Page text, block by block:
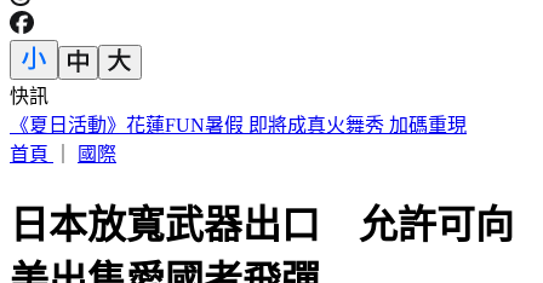
快訊
188萬《龍藏經》賣掉了！大戶不甩7折 店員爆「付現買原
價」
日本放寬武器出口 允許可向